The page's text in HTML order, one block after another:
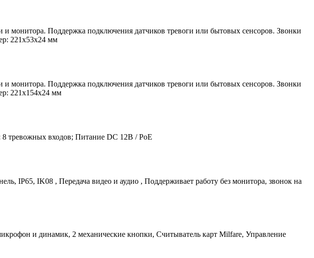
Поддержка подключения датчиков тревоги или бытовых сенсоров. Звонки
221х53х24 мм
Поддержка подключения датчиков тревоги или бытовых сенсоров. Звонки
221х154х24 мм
тревожных входов; Питание DC 12В / PoE
IP65, IK08 , Передача видео и аудио , Поддерживает работу без монитора, звонок на
и динамик, 2 механические кнопки, Считыватель карт Milfare, Управление